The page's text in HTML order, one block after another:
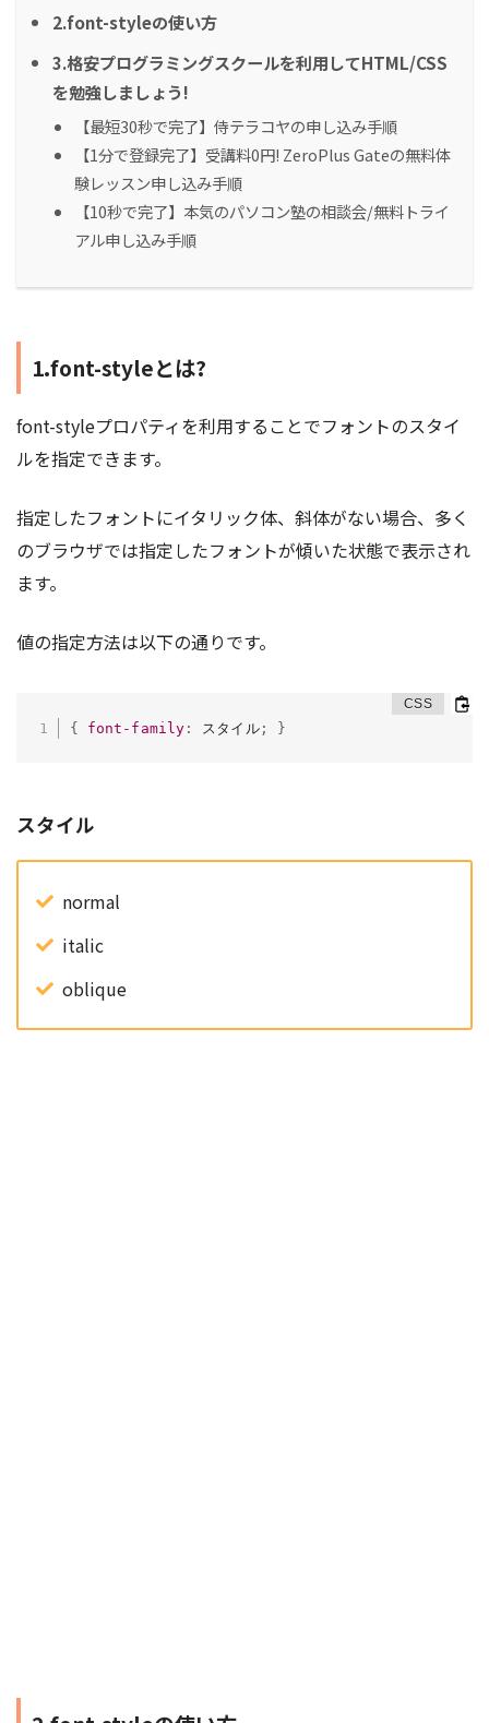
2.font-styleの使い方
3.格安プログラミングスクールを利用してHTML/CSS
を勉強しましょう!
【最短30秒で完了】侍テラコヤの申し込み手順
【1分で登録完了】受講料0円! ZeroPlus Gateの無料体
験レッスン申し込み手順
【10秒で完了】本気のパソコン塾の相談会/無料トライ
アル申し込み手順
1.font-styleとは?
font-styleプロパティを利用することでフォントのスタイ
ルを指定できます。
指定したフォントにイタリック体、斜体がない場合、多く
のブラウザでは指定したフォントが傾いた状態で表示され
ます。
値の指定方法は以下の通りです。
{ font-family : スタイル; }
スタイル
normal
italic
oblique